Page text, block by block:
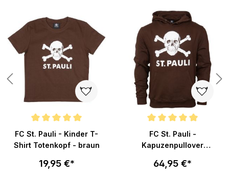
von 5 Sternen
Durchschnittliche Bewertung von 5 von 5 Sternen
FC St. Pauli - Kinder T-
Shirt Totenkopf - braun
19,95 €*
Durchschnittliche Bewertung
FC St. Pauli -
Kapuzenpullover
64,95 €*